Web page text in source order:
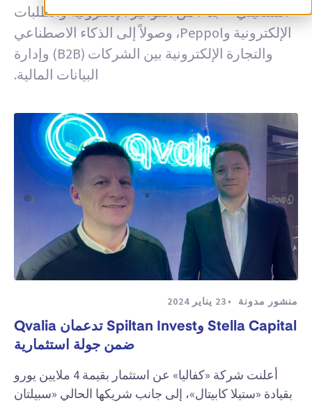
التشغيلي — بدءًا من الفواتير الإلكترونية والطلبات
الإلكترونية وPeppol، وصولاً إلى الذكاء الاصطناعي
والتجارة الإلكترونية بين الشركات (B2B) وإدارة
البيانات المالية.
منشور مدونة 23 يناير 2024
Stella Capital وSpiltan Invest تدعمان Qvalia
ضمن جولة استثمارية
أعلنت شركة «كفاليا» عن استثمار بقيمة 4 ملايين يورو
بقيادة «ستيلا كابيتال»، إلى جانب شريكها الحالي «سبيلتان